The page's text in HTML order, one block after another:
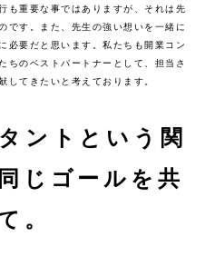
も重要な事ではありますが、それは先
です。また、先生の強い想いを一緒に
必要だと思います。私たちも開業コン
ちのベストパートナーとして、担当さ
してきたいと考えております。
ントという関
じゴールを共
。